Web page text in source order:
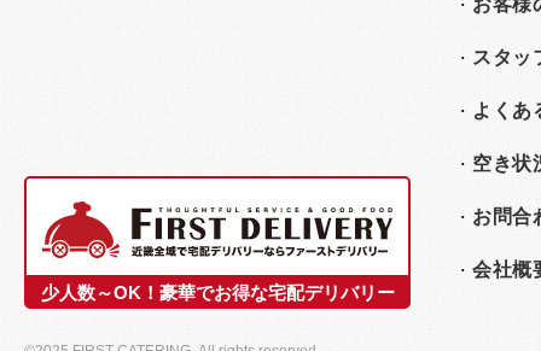
少人数～OK！豪華でお得な宅配デリバリー
お客様
スタッ
よくあ
空き状
お問合
会社概